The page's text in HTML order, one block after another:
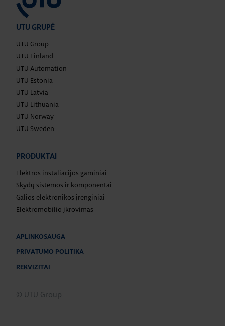
UTU GRUPĖ
UTU Group
UTU Finland
UTU Automation
UTU Estonia
UTU Latvia
UTU Lithuania
UTU Norway
UTU Sweden
PRODUKTAI
Elektros instaliacijos gaminiai
Skydų sistemos ir komponentai
Galios elektronikos įrenginiai
Elektromobilio įkrovimas
APLINKOSAUGA
PRIVATUMO POLITIKA
REKVIZITAI
© UTU Group